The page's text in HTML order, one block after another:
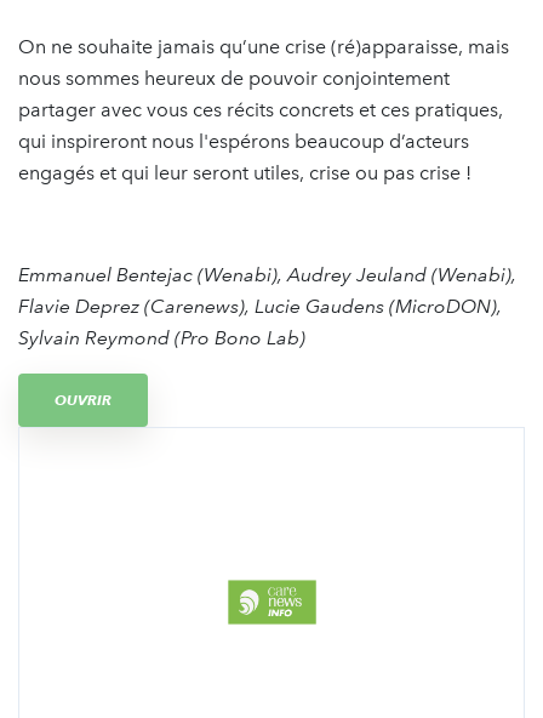
On ne souhaite jamais qu’une crise (ré)apparaisse, mais
nous sommes heureux de pouvoir conjointement
partager avec vous ces récits concrets et ces pratiques,
qui inspireront nous l'espérons beaucoup d’acteurs
engagés et qui leur seront utiles, crise ou pas crise !
Emmanuel Bentejac (Wenabi), Audrey Jeuland (Wenabi),
Flavie Deprez (Carenews), Lucie Gaudens (MicroDON),
Sylvain Reymond (Pro Bono Lab)
OUVRIR